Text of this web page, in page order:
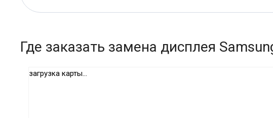
Где заказать замена дисплея
загрузка карты...